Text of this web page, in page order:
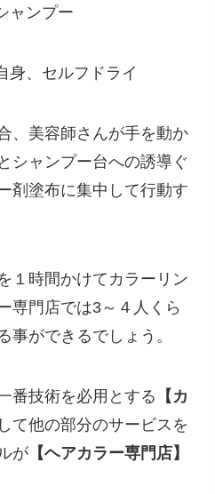
ャンプー
身、セルフドライ
、美容師さんが手を動か
シャンプー台への誘導ぐ
剤塗布に集中して行動す
１時間かけてカラーリン
専門店では3～４人くら
事ができるでしょう。
番技術を必用とする
【カ
て他の部分のサービスを
が 【ヘアカラー専門店】